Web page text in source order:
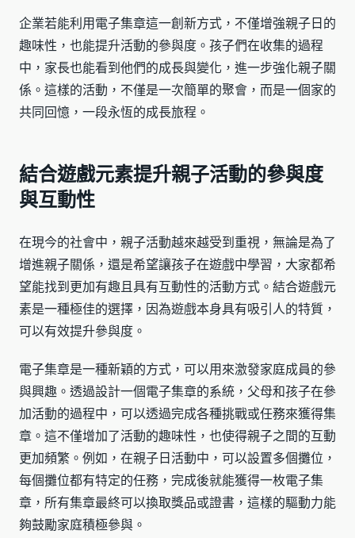
企業若能利用電子集章這一創新方式，不僅增強親子日的
趣味性，也能提升活動的參與度。孩子們在收集的過程
中，家長也能看到他們的成長與變化，進一步強化親子關
係。這樣的活動，不僅是一次簡單的聚會，而是一個家的
共同回憶，一段永恆的成長旅程。
結合遊戲元素提升親子活動的參與度
與互動性
在現今的社會中，親子活動越來越受到重視，無論是為了
增進親子關係，還是希望讓孩子在遊戲中學習，大家都希
望能找到更加有趣且具有互動性的活動方式。結合遊戲元
素是一種極佳的選擇，因為遊戲本身具有吸引人的特質，
可以有效提升參與度。
電子集章是一種新穎的方式，可以用來激發家庭成員的參
與興趣。透過設計一個電子集章的系統，父母和孩子在參
加活動的過程中，可以透過完成各種挑戰或任務來獲得集
章。這不僅增加了活動的趣味性，也使得親子之間的互動
更加頻繁。例如，在親子日活動中，可以設置多個攤位，
每個攤位都有特定的任務，完成後就能獲得一枚電子集
章，所有集章最終可以換取獎品或證書，這樣的驅動力能
夠鼓勵家庭積極參與。